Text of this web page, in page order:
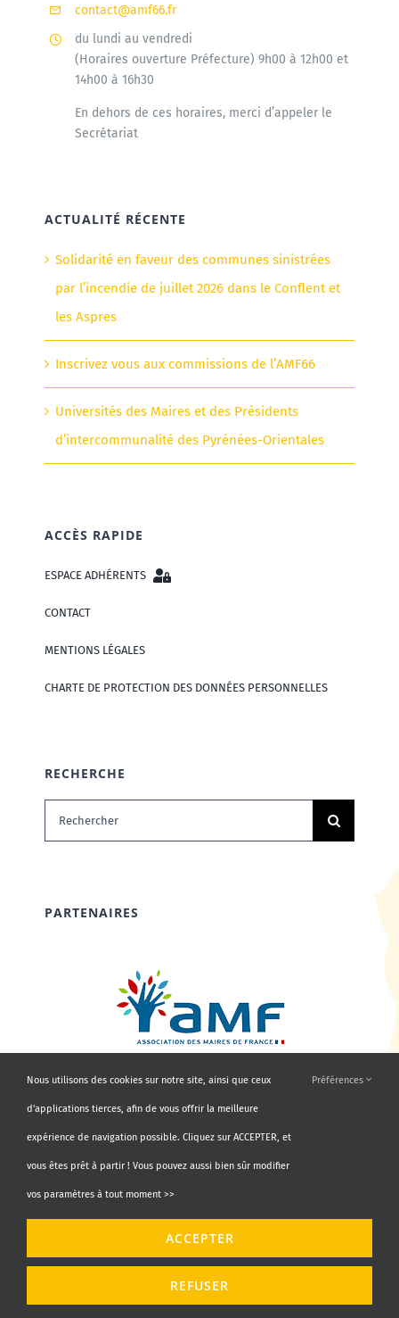
contact@amf66.fr
du lundi au vendredi
(Horaires ouverture Préfecture) 9h00 à 12h00 et
14h00 à 16h30
En dehors de ces horaires, merci d’appeler le
Secrétariat
ACTUALITÉ RÉCENTE
Solidarité en faveur des communes sinistrées
par l’incendie de juillet 2026 dans le Conflent et
les Aspres
Inscrivez vous aux commissions de l’AMF66
Universités des Maires et des Présidents
d’intercommunalité des Pyrénées-Orientales
ACCÈS RAPIDE
ESPACE ADHÉRENTS
CONTACT
MENTIONS LÉGALES
CHARTE DE PROTECTION DES DONNÉES PERSONNELLES
RECHERCHE
Rechercher:
PARTENAIRES
Nous utilisons des cookies sur notre site, ainsi que ceux
d'applications tierces, afin de vous offrir la meilleure
expérience de navigation possible. Cliquez sur ACCEPTER, et
vous êtes prêt à partir ! Vous pouvez aussi bien sûr modifier
vos paramètres à tout moment >>
Préférences
ACCEPTER
REFUSER